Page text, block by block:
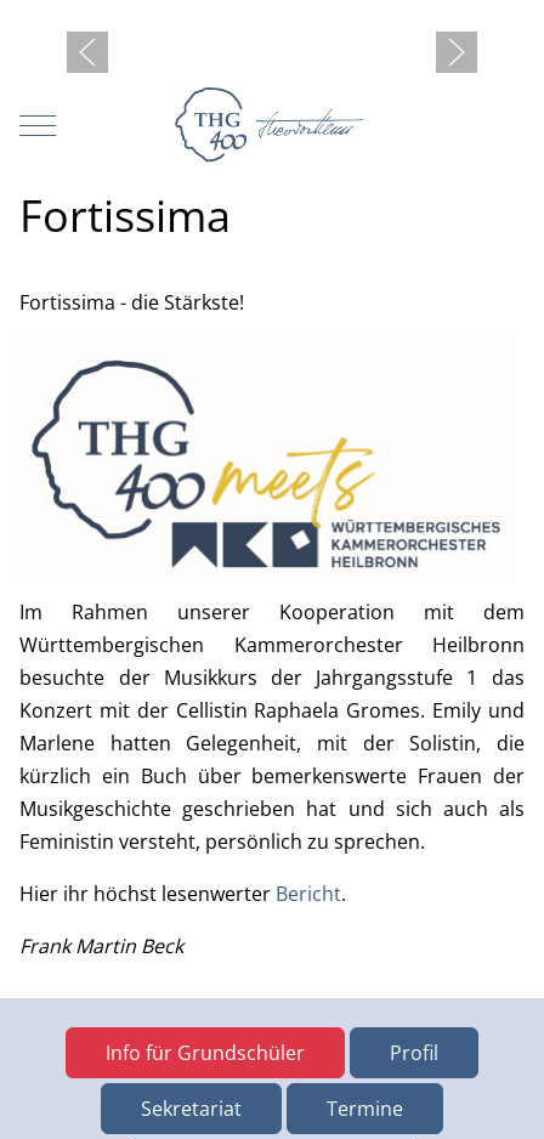
Mobile Menu Toggle
Fortissima
Fortissima - die Stärkste!
Im Rahmen unserer Kooperation mit dem
Württembergischen Kammerorchester Heilbronn
besuchte der Musikkurs der Jahrgangsstufe 1 das
Konzert mit der Cellistin Raphaela Gromes. Emily und
Marlene hatten Gelegenheit, mit der Solistin, die
kürzlich ein Buch über bemerkenswerte Frauen der
Musikgeschichte geschrieben hat und sich auch als
Feministin versteht, persönlich zu sprechen.
Hier ihr höchst lesenwerter Bericht.
Frank Martin Beck
Info für Grundschüler Profil
Sekretariat Termine